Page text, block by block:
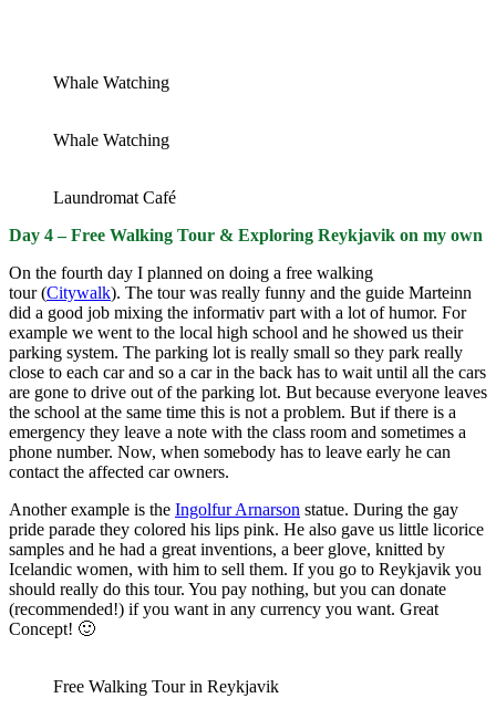
Whale Watching
Whale Watching
Laundromat Café
Day 4 – Free Walking Tour & Exploring Reykjavik on my own
On the fourth day I planned on doing a free walking
tour (Citywalk). The tour was really funny and the guide Marteinn
did a good job mixing the informativ part with a lot of humor. For
example we went to the local high school and he showed us their
parking system. The parking lot is really small so they park really
close to each car and so a car in the back has to wait until all the cars
are gone to drive out of the parking lot. But because everyone leaves
the school at the same time this is not a problem. But if there is a
emergency they leave a note with the class room and sometimes a
phone number. Now, when somebody has to leave early he can
contact the affected car owners.
Another example is the Ingolfur Arnarson statue. During the gay
pride parade they colored his lips pink. He also gave us little licorice
samples and he had a great inventions, a beer glove, knitted by
Icelandic women, with him to sell them. If you go to Reykjavik you
should really do this tour. You pay nothing, but you can donate
(recommended!) if you want in any currency you want. Great
Concept! 🙂
Free Walking Tour in Reykjavik